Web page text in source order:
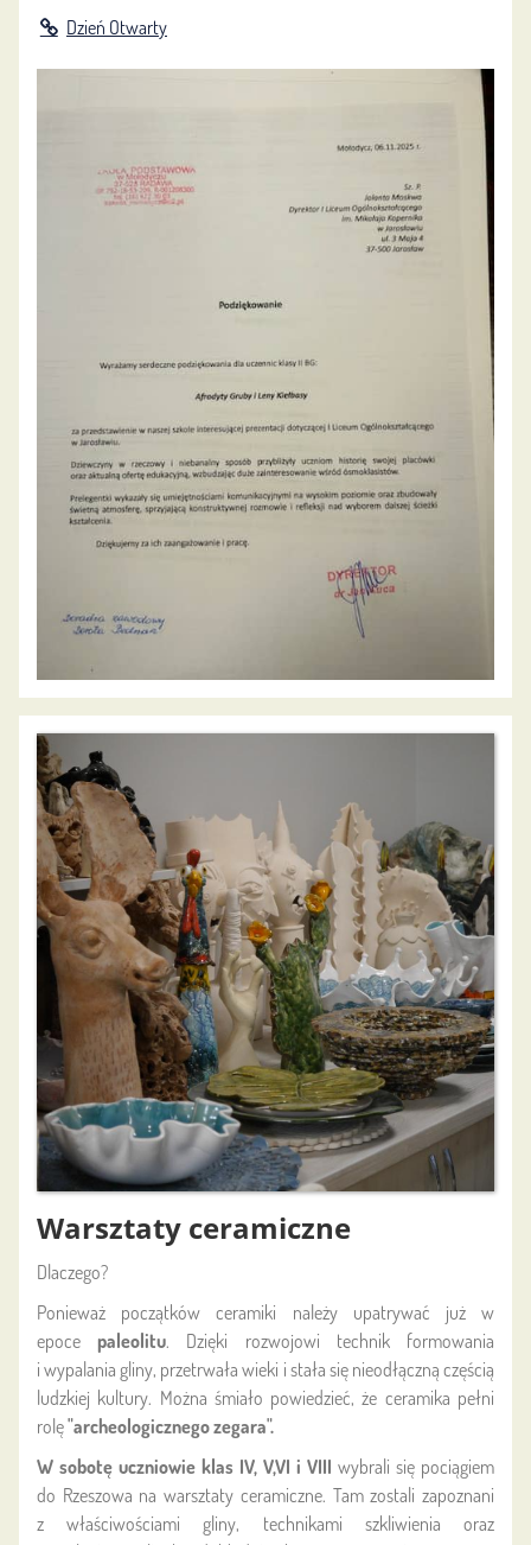
Dzień Otwarty
Warsztaty ceramiczne
Dlaczego?
Ponieważ początków ceramiki należy upatrywać już w
epocepaleolitu. Dzięki rozwojowi technik formowania
i wypalania gliny, przetrwała wieki i stała się nieodłączną częścią
ludzkiej kultury. Można śmiało powiedzieć, że ceramika pełni
rolę"archeologicznego zegara".
W sobotę uczniowie klas IV, V,VI i VIII wybrali się pociągiem
do Rzeszowa na warsztaty ceramiczne. Tam zostali zapoznani
z właściwościami gliny, technikami szkliwienia oraz